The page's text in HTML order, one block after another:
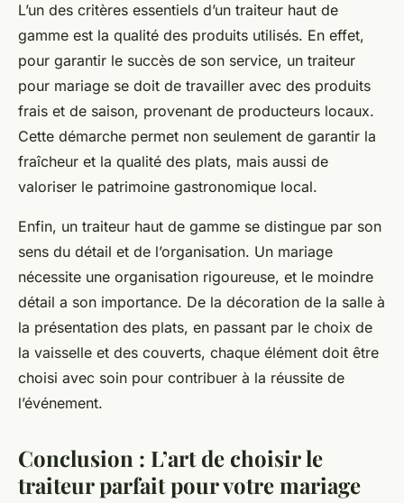
L’un des critères essentiels d’un traiteur haut de
gamme est la qualité des produits utilisés. En effet,
pour garantir le succès de son service, un traiteur
pour mariage se doit de travailler avec des produits
frais et de saison, provenant de producteurs locaux.
Cette démarche permet non seulement de garantir la
fraîcheur et la qualité des plats, mais aussi de
valoriser le patrimoine gastronomique local.
Enfin, un traiteur haut de gamme se distingue par son
sens du détail et de l’organisation. Un mariage
nécessite une organisation rigoureuse, et le moindre
détail a son importance. De la décoration de la salle à
la présentation des plats, en passant par le choix de
la vaisselle et des couverts, chaque élément doit être
choisi avec soin pour contribuer à la réussite de
l’événement.
Conclusion : L’art de choisir le
traiteur parfait pour votre mariage